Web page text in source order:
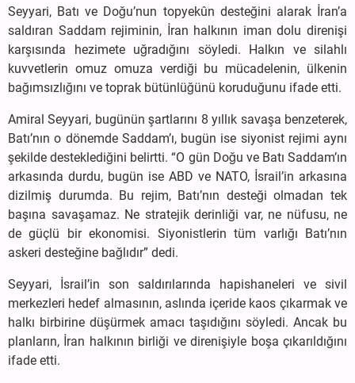
Seyyari, Batı ve Doğu’nun topyekûn desteğini alarak İran’a
saldıran Saddam rejiminin, İran halkının iman dolu direnişi
karşısında hezimete uğradığını söyledi. Halkın ve silahlı
kuvvetlerin omuz omuza verdiği bu mücadelenin, ülkenin
bağımsızlığını ve toprak bütünlüğünü koruduğunu ifade etti.
Amiral Seyyari, bugünün şartlarını 8 yıllık savaşa benzeterek,
Batı’nın o dönemde Saddam’ı, bugün ise siyonist rejimi aynı
şekilde desteklediğini belirtti. “O gün Doğu ve Batı Saddam’ın
arkasında durdu, bugün ise ABD ve NATO, İsrail’in arkasına
dizilmiş durumda. Bu rejim, Batı’nın desteği olmadan tek
başına savaşamaz. Ne stratejik derinliği var, ne nüfusu, ne
de güçlü bir ekonomisi. Siyonistlerin tüm varlığı Batı’nın
askeri desteğine bağlıdır” dedi.
Seyyari, İsrail’in son saldırılarında hapishaneleri ve sivil
merkezleri hedef almasının, aslında içeride kaos çıkarmak ve
halkı birbirine düşürmek amacı taşıdığını söyledi. Ancak bu
planların, İran halkının birliği ve direnişiyle boşa çıkarıldığını
ifade etti.